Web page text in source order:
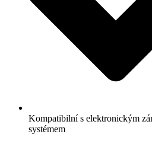
Kompatibilní s elektronickým
systémem